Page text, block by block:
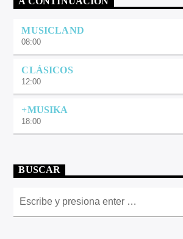
MUSICLAND
08:00
CLÁSICOS
12:00
+MUSIKA
18:00
BUSCAR